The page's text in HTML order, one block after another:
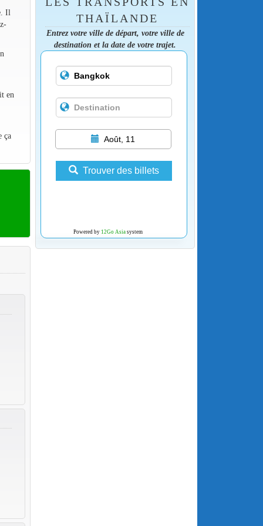
Il
en
ça
THAÏLANDE
Entrez votre ville de départ, votre ville de
destination et la date de votre trajet.
Août, 11
Trouver des billets
Powered by 12Go Asiasystem